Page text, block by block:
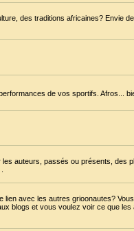
des traditions africaines? Envie
de vos sportifs. Afros...
auteurs, passés ou présents, des
avec les autres grioonautes?
blogs et vous voulez voir ce que